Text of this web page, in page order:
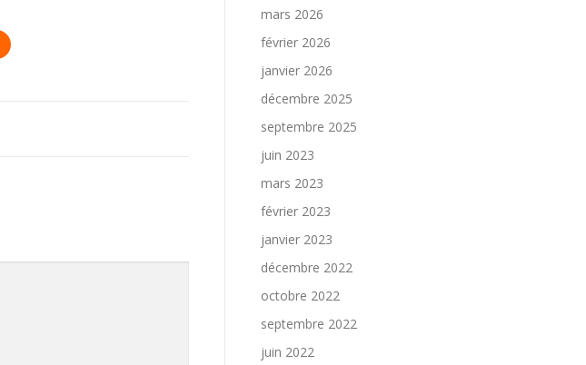
mars 2026
février 2026
janvier 2026
décembre 2025
septembre 2025
juin 2023
mars 2023
février 2023
janvier 2023
décembre 2022
octobre 2022
septembre 2022
juin 2022